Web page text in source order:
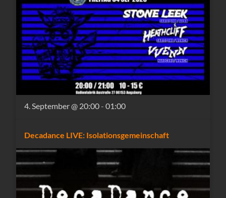
4. September @ 20:00-01:00
Decadance LIVE: Isolationsgemeinschaft